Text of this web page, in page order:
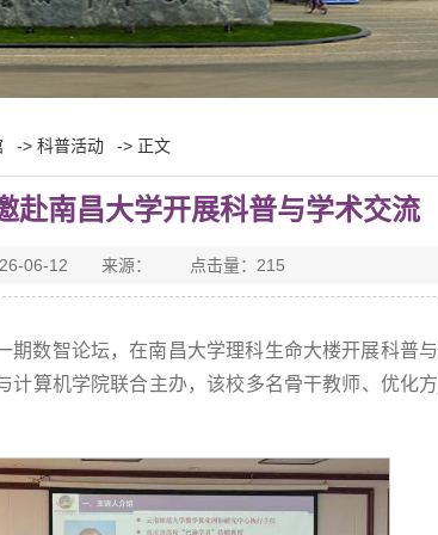
-> 科普活动 -> 正文
赴南昌大学开展科普与学术交流
06-12 来源： 点击量： 215
期数智论坛，在南昌大学理科生命大楼开展科普
算机学院联合主办，该校多名骨干教师、优化